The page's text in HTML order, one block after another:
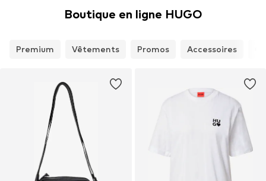
Boutique en ligne HUGO
Premium Vêtements Promos Accessoires